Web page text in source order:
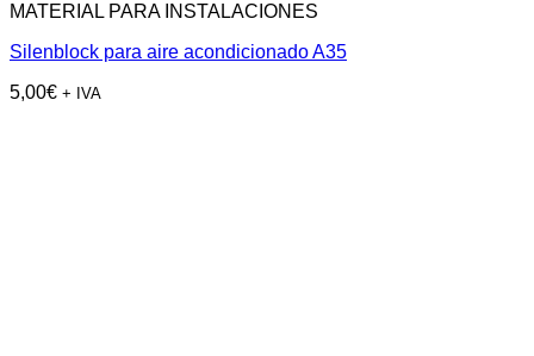
MATERIAL PARA INSTALACIONES
Silenblock para aire acondicionado A35
5,00€ + IVA